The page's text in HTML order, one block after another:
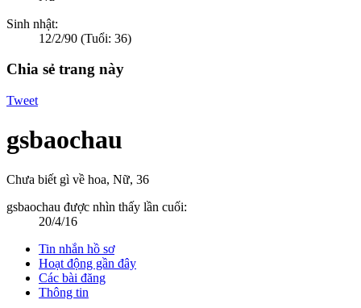
Sinh nhật:
12/2/90 (Tuổi: 36)
Chia sẻ trang này
Tweet
gsbaochau
Chưa biết gì về hoa, Nữ, 36
gsbaochau được nhìn thấy lần cuối:
20/4/16
Tin nhắn hồ sơ
Hoạt động gần đây
Các bài đăng
Thông tin